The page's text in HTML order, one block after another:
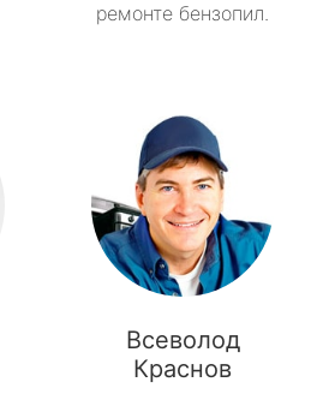
ремонте бензопил.
Всеволод
Краснов